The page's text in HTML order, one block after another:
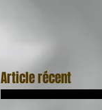
Article récent